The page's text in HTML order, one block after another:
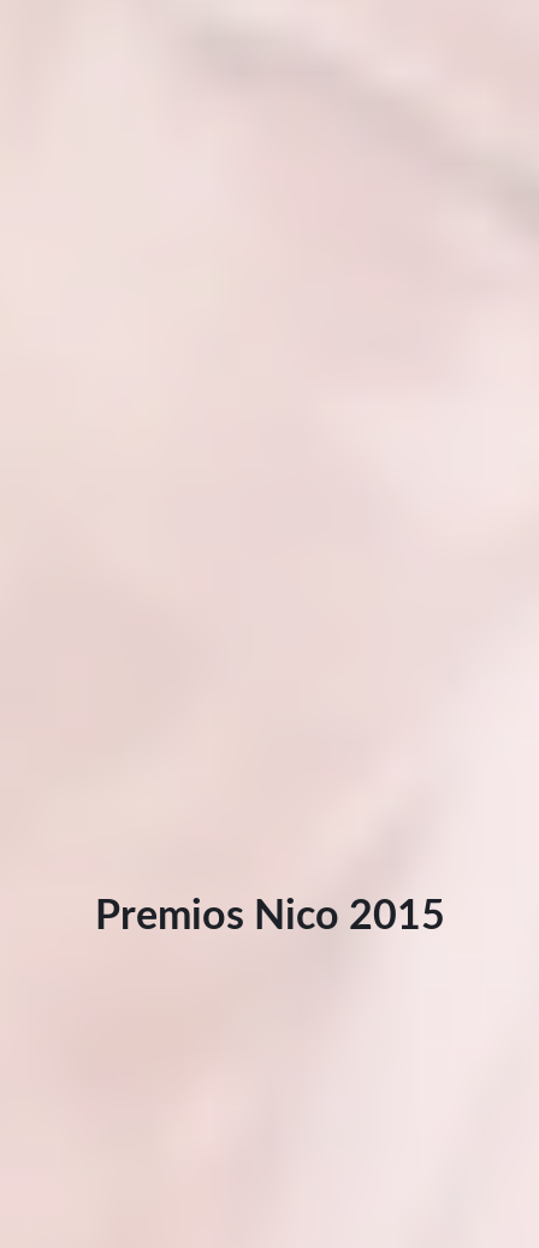
Premios Nico 2015